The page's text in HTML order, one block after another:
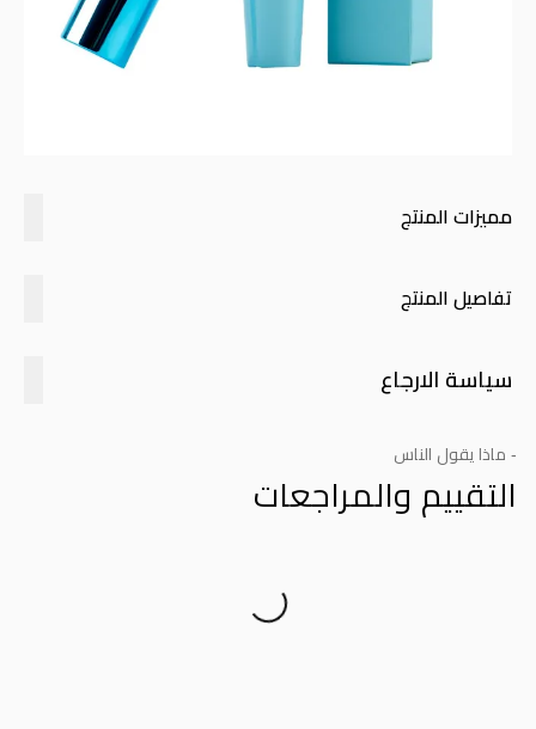
مميزات المنتج
تفاصيل المنتج
سياسة الارجاع
- ماذا يقول الناس
التقييم والمراجعات